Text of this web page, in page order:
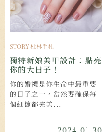
STORY 杜林手札
獨特新娘美甲設計：點亮
你的大日子！
你的婚禮是你生命中最重要
的日子之一，當然要確保每
個細節都完美...